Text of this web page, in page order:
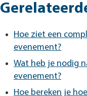
Hoe ziet een
evenement?
Wat heb je nodig
evenement?
Hoe bereken je